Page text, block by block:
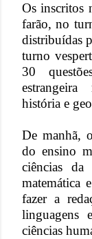
Os inscritos
farão, no
distribuídas
turno
30
história e
De manhã,
do ensino
ciências da
matemática
fazer a
linguagens
ciências